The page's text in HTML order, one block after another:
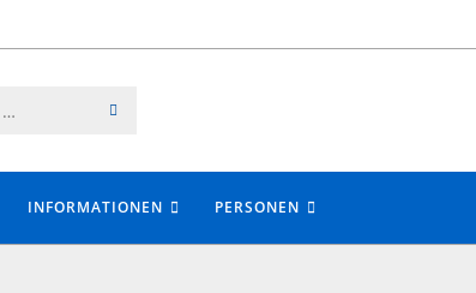
INFORMATIONEN PERSONEN